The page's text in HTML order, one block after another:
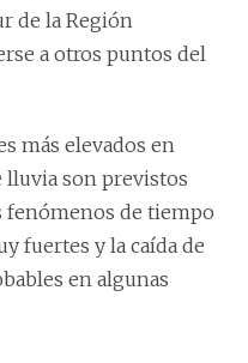
de la Región
a otros puntos del
más elevados en
lluvia son previstos
fenómenos de tiempo
fuertes y la caída de
en algunas